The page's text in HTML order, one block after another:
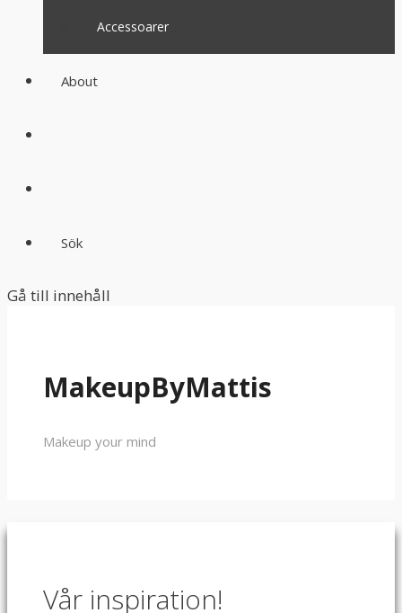
Accessoarer
About
Sök
Gå till innehåll
MakeupByMattis
Makeup your mind
Vår inspiration!